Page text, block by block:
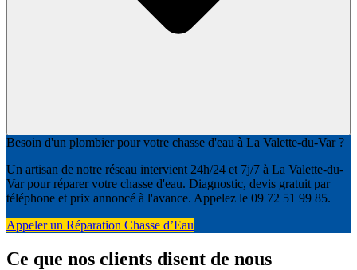
Besoin d'un plombier pour votre chasse d'eau à La Valette-du-Var ?
Un artisan de notre réseau intervient 24h/24 et 7j/7 à La Valette-du-
Var pour réparer votre chasse d'eau. Diagnostic, devis gratuit par
téléphone et prix annoncé à l'avance. Appelez le 09 72 51 99 85.
Appeler un Réparation Chasse d’Eau
Ce que nos clients disent de nous